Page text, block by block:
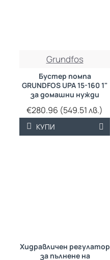
Grundfos
Бустер помпа
GRUNDFOS UPA 15-160 1"
за домашни нужди
€280.96 (549.51 лв.)
КУПИ
Хидравличен регулатор
за пълнене на